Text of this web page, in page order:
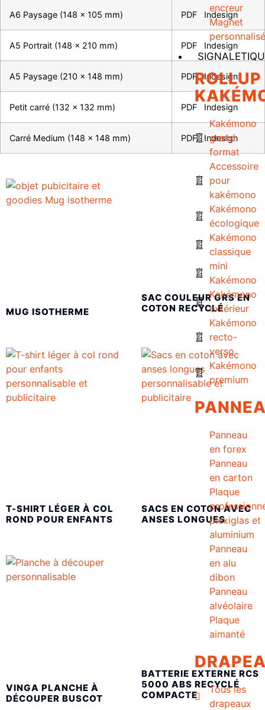
encreur
Magnet
personnalisé
ROLLUP
Kakémono
grand
format
Accessoire
pour
kakémono
Kakémono
écologique
Kakémono
classique
mini
Kakémono
Kakémono
extérieur
Kakémono
recto-
verso
Kakémono
premium
Panneau
en forex
Panneau
en carton
Plaque
plexiglas et
aluminium
Panneau
en alu
dibon
Panneau
alvéolaire
Plaque
aimanté
Tous les
drapeaux
A6 Paysage (148 x 105 mm) PDF Indesign
A5 Portrait (148 x 210 mm) PDF Indesign
A5 Paysage (210 x 148 mm) PDFIndesign
Petit carré (132 x 132 mm) PDF Indesign
Carré Medium (148 x 148 mm) PDFIndesign
MUG ISOTHERME
SAC COULEUR GRS EN
COTON RECYCLÉ
T-SHIRT LÉGER À COL
ROND POUR ENFANTS
SACS EN COTON AVEC
ANSES LONGUES
VINGA PLANCHE À
DÉCOUPER BUSCOT
BATTERIE EXTERNE RCS
5000 ABS RECYCLÉ
COMPACTE